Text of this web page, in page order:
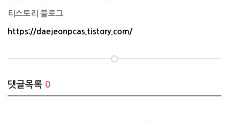
티스토리 블로그
https://daejeonpcas.tistory.com/
댓글목록 0